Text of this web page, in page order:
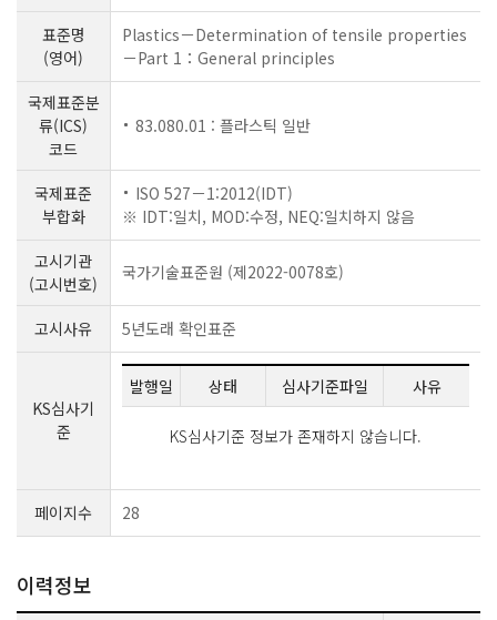
표준명
(영어)
Plastics－Determination of tensile properties
－Part 1：General principles
국제표준분
류(ICS)
코드
83.080.01 : 플라스틱 일반
국제표준
부합화
ISO 527－1:2012(IDT)
※ IDT:일치, MOD:수정, NEQ:일치하지 않음
고시기관
(고시번호)
국가기술표준원 (제2022-0078호)
고시사유 5년도래 확인표준
KS심사기
준
발행일 상태 심사기준파일 사유
KS심사기준 정보가 존재하지 않습니다.
페이지수 28
이력정보